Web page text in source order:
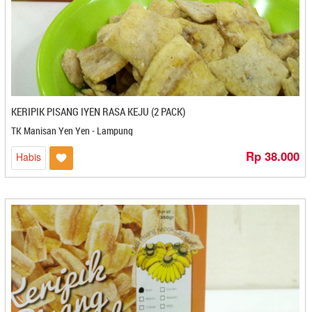
Buka Kai- Padang
Bumbu Keraton - Mojokerto
Bumbu Ratna - Makassar
Bun's Food - Bandung
Bunda Luwes - Mojokerto
Bunga Kantil - Magelang
Cafesera - Gorontalo
Cahaya Bintang - Gorontalo
Cahaya Syajaril - Medan
Candi Dieng Pak Muhasim - Magelang
Cangkir Bakery and Cafe - Makasar
Cap Kuncup - Kediri
Capluk Capluk - Kediri
Ceasuya - Cilegon
Cecede - Bandung
Cemerlang Indah - Gorontalo
Cemilan Dhevy - Banjarbaru
Cemilan Halimah Apriyanik - Banjarmasin
KERIPIK PISANG IYEN RASA KEJU (2 PACK)
TK Manisan Yen Yen - Lampung
Habis Rp 38.000